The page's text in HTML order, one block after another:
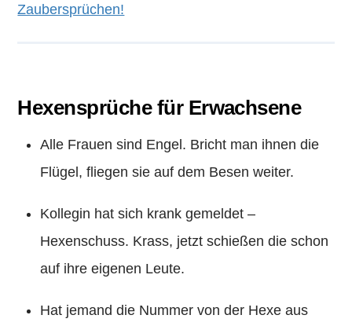
Zaubersprüchen!
Hexensprüche für Erwachsene
Alle Frauen sind Engel. Bricht man ihnen die
Flügel, fliegen sie auf dem Besen weiter.
Kollegin hat sich krank gemeldet –
Hexenschuss. Krass, jetzt schießen die schon
auf ihre eigenen Leute.
Hat jemand die Nummer von der Hexe aus